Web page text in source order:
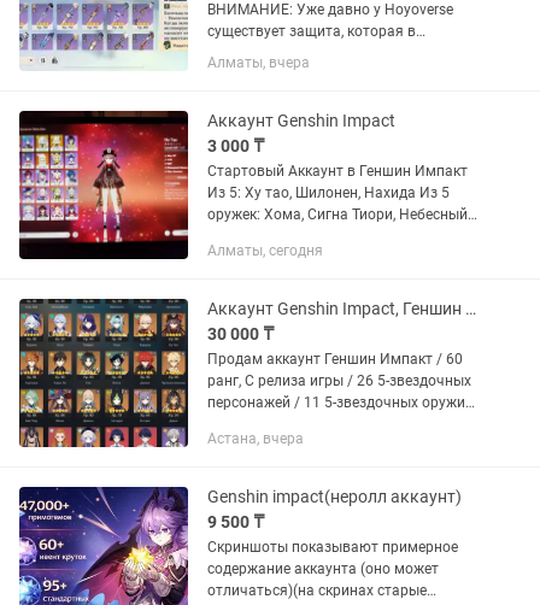
ВНИМАНИЕ: Уже давно у Hoyoverse
существует защита, которая в
большинстве случаев не дает сменить
на аккаунте почту, потому я продаю
доступ) 60рп, европа Аккаунт...
Алматы, вчера
Аккаунт Genshin Impact
3 000 ₸
Стартовый Аккаунт в Геншин Импакт
Из 5: Ху тао, Шилонен, Нахида Из 5
оружек: Хома, Сигна Тиори, Небесный
Куки Синобу На стандартном баннере
Алматы, сегодня
Аккаунт Genshin Impact, Геншин Импакт
30 000 ₸
Продам аккаунт Геншин Импакт / 60
ранг, С релиза игры / 26 5-звездочных
персонажей / 11 5-звездочных оружий,
интересовать
Астана, вчера
Genshin impact(неролл аккаунт)
9 500 ₸
Скриншоты показывают примерное
содержание аккаунта (оно может
отличаться)(на скринах старые